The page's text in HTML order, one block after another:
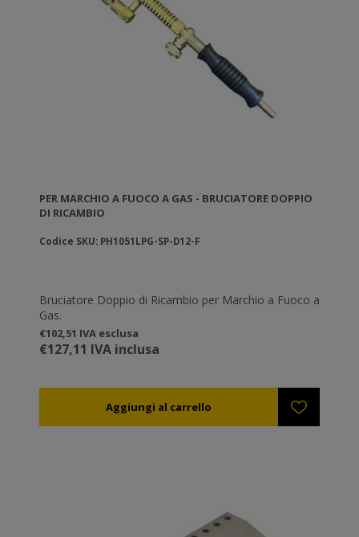
PER MARCHIO A FUOCO A GAS - BRUCIATORE DOPPIO
DI RICAMBIO
Codice SKU: PH1051LPG-SP-D12-F
Bruciatore Doppio di Ricambio per Marchio a Fuoco a
Gas.
€102,51 IVA esclusa
€127,11 IVA inclusa